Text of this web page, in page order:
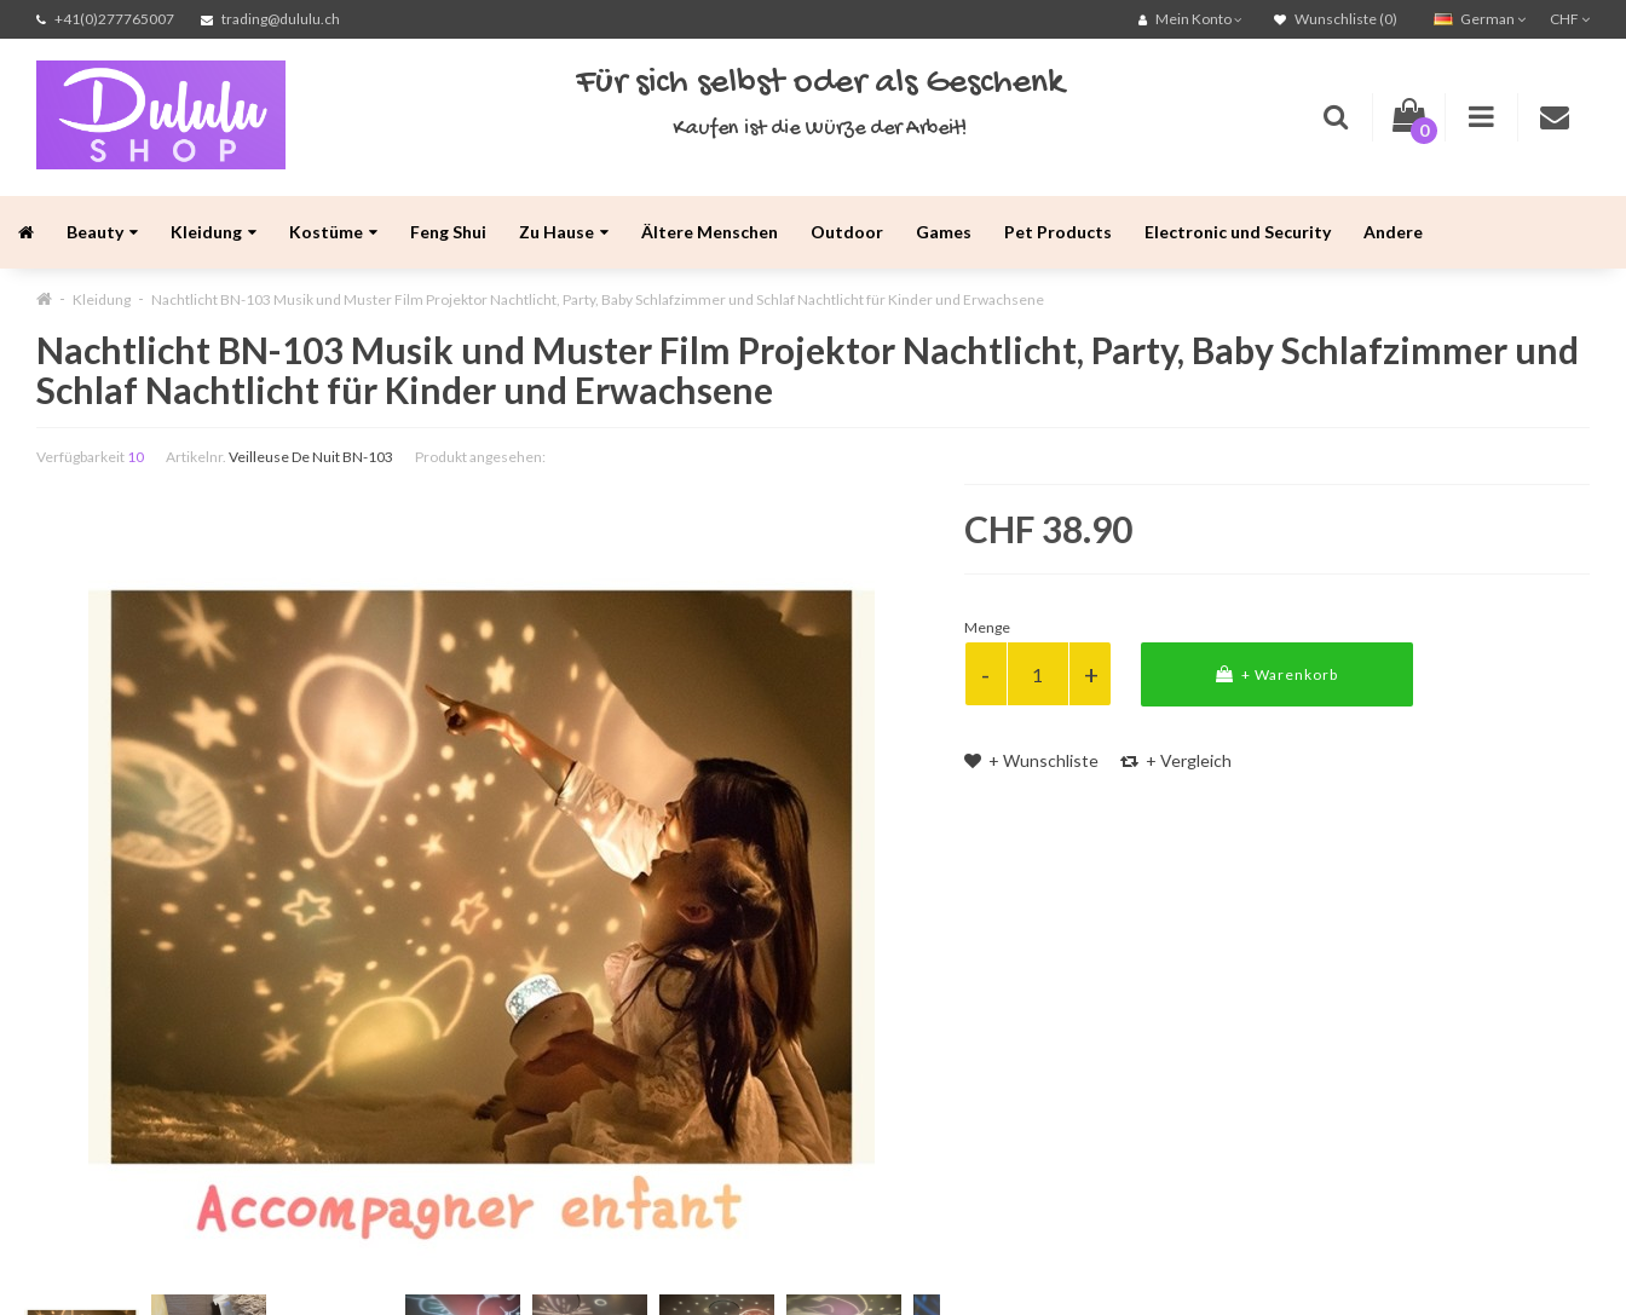
+41(0)277765007 trading@dululu.ch CHF
German
Mein Konto Wunschliste (0)
Für sich selbst oder als Geschenk
Kaufen ist die Würze der Arbeit! 0
Beauty Kleidung Kostüme Feng Shui Zu Hause Ältere Menschen Outdoor Games Pet Products Electronic und Security Andere
Kleidung Nachtlicht BN-103 Musik und Muster Film Projektor Nachtlicht, Party, Baby Schlafzimmer und Schlaf Nachtlicht für Kinder und Erwachsene
Nachtlicht BN-103 Musik und Muster Film Projektor Nachtlicht, Party, Baby Schlafzimmer und
Schlaf Nachtlicht für Kinder und Erwachsene
Verfügbarkeit 10 Artikelnr. Veilleuse De Nuit BN-103 Produkt angesehen:
CHF 38.90
Menge
+ Warenkorb
+ Wunschliste + Vergleich